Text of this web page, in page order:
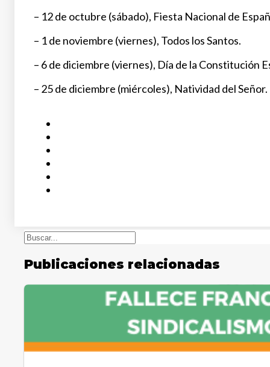
– 12 de octubre (sábado), Fiesta Nacional de
– 1 de noviembre (viernes), Todos los Santos.
– 6 de diciembre (viernes), Día de la Constitución
– 25 de diciembre (miércoles), Natividad del Señor.
Buscar
Publicaciones relacionadas